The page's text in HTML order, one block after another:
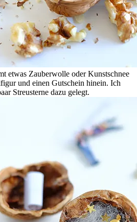
etwas Zauberwolle oder Kunstschnee
und einen Gutschein hinein. Ich
Streusterne dazu gelegt.